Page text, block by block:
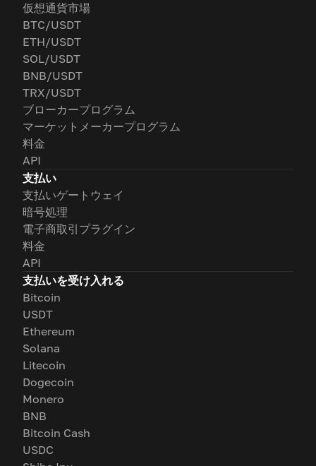
仮想通貨市場
BTC/USDT
ETH/USDT
SOL/USDT
BNB/USDT
TRX/USDT
ブローカープログラム
マーケットメーカープログラム
料金
API
支払い
支払いゲートウェイ
暗号処理
電子商取引プラグイン
料金
API
支払いを受け入れる
Bitcoin
USDT
Ethereum
Solana
Litecoin
Dogecoin
Monero
BNB
Bitcoin Cash
USDC